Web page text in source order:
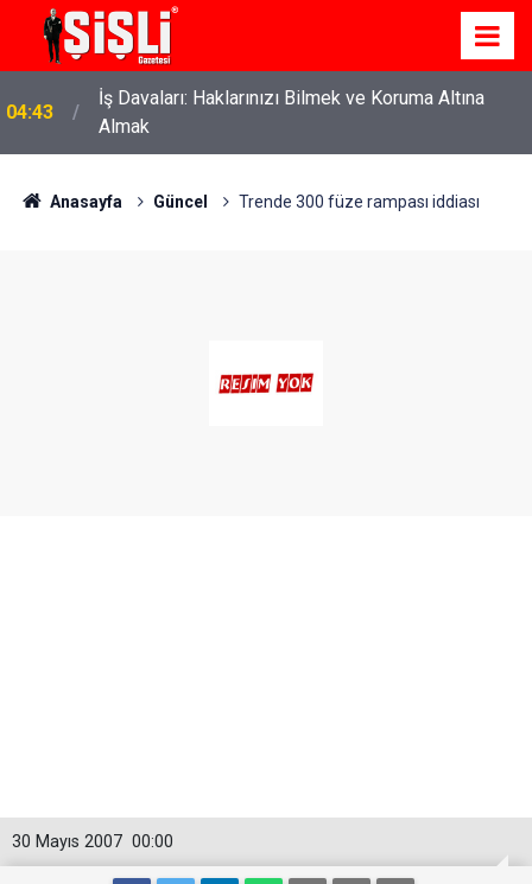
04:43
İş Davaları: Haklarınızı Bilmek ve Koruma Altına
Almak
Anasayfa Güncel Trende 300 füze rampası iddiası
00:00
30 Mayıs 2007